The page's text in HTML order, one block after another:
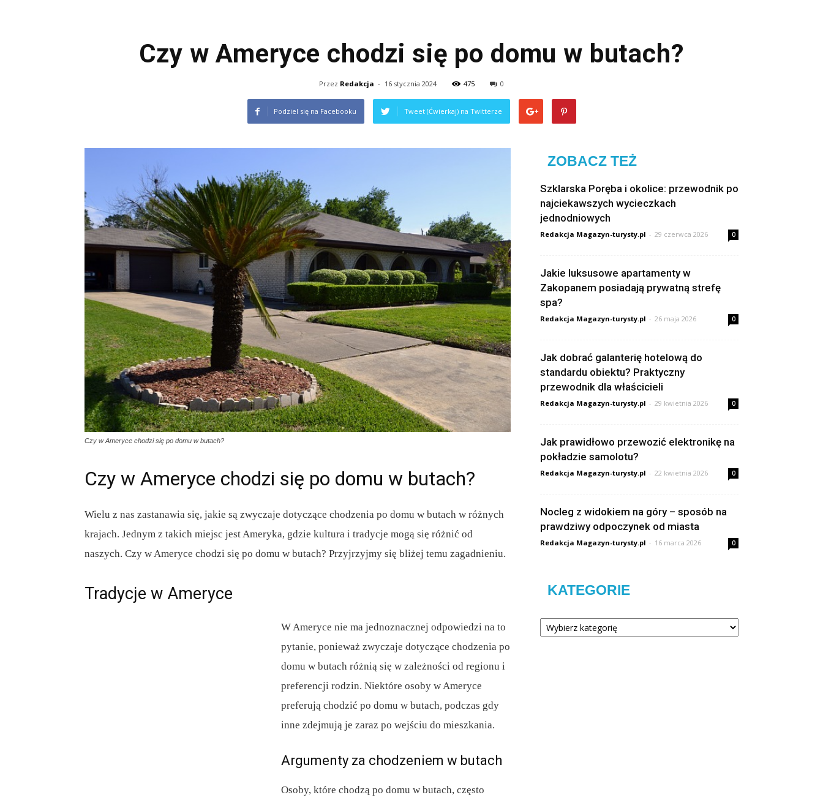
Czy w Ameryce chodzi się po domu w butach?
Przez Redakcja - 16 stycznia 2024 475 0
Podziel się na Facebooku Tweet (Ćwierkaj) na Twitterze
Czy w Ameryce chodzi się po domu w butach?
Czy w Ameryce chodzi się po domu w butach?
Wielu z nas zastanawia się, jakie są zwyczaje dotyczące chodzenia po domu w butach w różnych
krajach. Jednym z takich miejsc jest Ameryka, gdzie kultura i tradycje mogą się różnić od
naszych. Czy w Ameryce chodzi się po domu w butach? Przyjrzyjmy się bliżej temu zagadnieniu.
Tradycje w Ameryce
W Ameryce nie ma jednoznacznej odpowiedzi na to
pytanie, ponieważ zwyczaje dotyczące chodzenia po
domu w butach różnią się w zależności od regionu i
preferencji rodzin. Niektóre osoby w Ameryce
preferują chodzić po domu w butach, podczas gdy
inne zdejmują je zaraz po wejściu do mieszkania.
Argumenty za chodzeniem w butach
Osoby, które chodzą po domu w butach, często
ZOBACZ TEŻ
Szklarska Poręba i okolice: przewodnik po
najciekawszych wycieczkach
jednodniowych
Redakcja Magazyn-turysty.pl - 29 czerwca 2026 0
Jakie luksusowe apartamenty w
Zakopanem posiadają prywatną strefę
spa?
Redakcja Magazyn-turysty.pl - 26 maja 2026 0
Jak dobrać galanterię hotelową do
standardu obiektu? Praktyczny
przewodnik dla właścicieli
Redakcja Magazyn-turysty.pl - 29 kwietnia 2026 0
Jak prawidłowo przewozić elektronikę na
pokładzie samolotu?
Redakcja Magazyn-turysty.pl - 22 kwietnia 2026 0
Nocleg z widokiem na góry – sposób na
prawdziwy odpoczynek od miasta
Redakcja Magazyn-turysty.pl - 16 marca 2026 0
KATEGORIE
Kategorie